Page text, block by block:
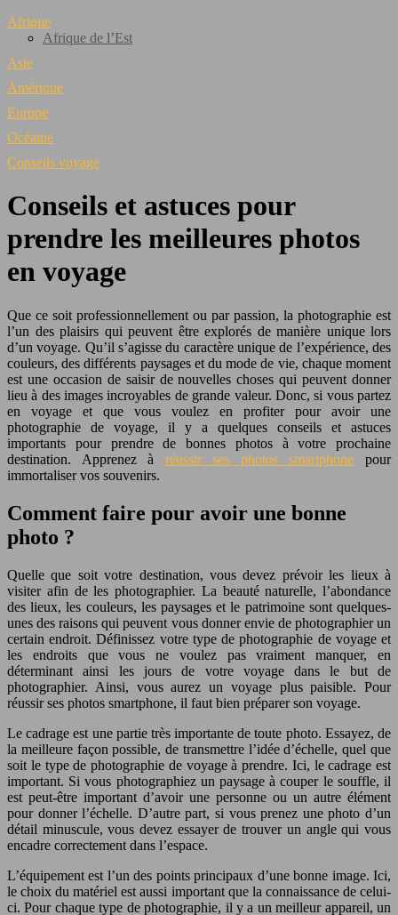
Afrique
Afrique de l’Est
Asie
Amérique
Europe
Océanie
Conseils voyage
Conseils et astuces pour
prendre les meilleures photos
en voyage
Que ce soit professionnellement ou par passion, la photographie est
l’un des plaisirs qui peuvent être explorés de manière unique lors
d’un voyage. Qu’il s’agisse du caractère unique de l’expérience, des
couleurs, des différents paysages et du mode de vie, chaque moment
est une occasion de saisir de nouvelles choses qui peuvent donner
lieu à des images incroyables de grande valeur. Donc, si vous partez
en voyage et que vous voulez en profiter pour avoir une
photographie de voyage, il y a quelques conseils et astuces
importants pour prendre de bonnes photos à votre prochaine
destination. Apprenez à réussir ses photos smartphone pour
immortaliser vos souvenirs.
Comment faire pour avoir une bonne
photo ?
Quelle que soit votre destination, vous devez prévoir les lieux à
visiter afin de les photographier. La beauté naturelle, l’abondance
des lieux, les couleurs, les paysages et le patrimoine sont quelques-
unes des raisons qui peuvent vous donner envie de photographier un
certain endroit. Définissez votre type de photographie de voyage et
les endroits que vous ne voulez pas vraiment manquer, en
déterminant ainsi les jours de votre voyage dans le but de
photographier. Ainsi, vous aurez un voyage plus paisible. Pour
réussir ses photos smartphone, il faut bien préparer son voyage.
Le cadrage est une partie très importante de toute photo. Essayez, de
la meilleure façon possible, de transmettre l’idée d’échelle, quel que
soit le type de photographie de voyage à prendre. Ici, le cadrage est
important. Si vous photographiez un paysage à couper le souffle, il
est peut-être important d’avoir une personne ou un autre élément
pour donner l’échelle. D’autre part, si vous prenez une photo d’un
détail minuscule, vous devez essayer de trouver un angle qui vous
encadre correctement dans l’espace.
L’équipement est l’un des points principaux d’une bonne image. Ici,
le choix du matériel est aussi important que la connaissance de celui-
ci. Pour chaque type de photographie, il y a un meilleur appareil, un